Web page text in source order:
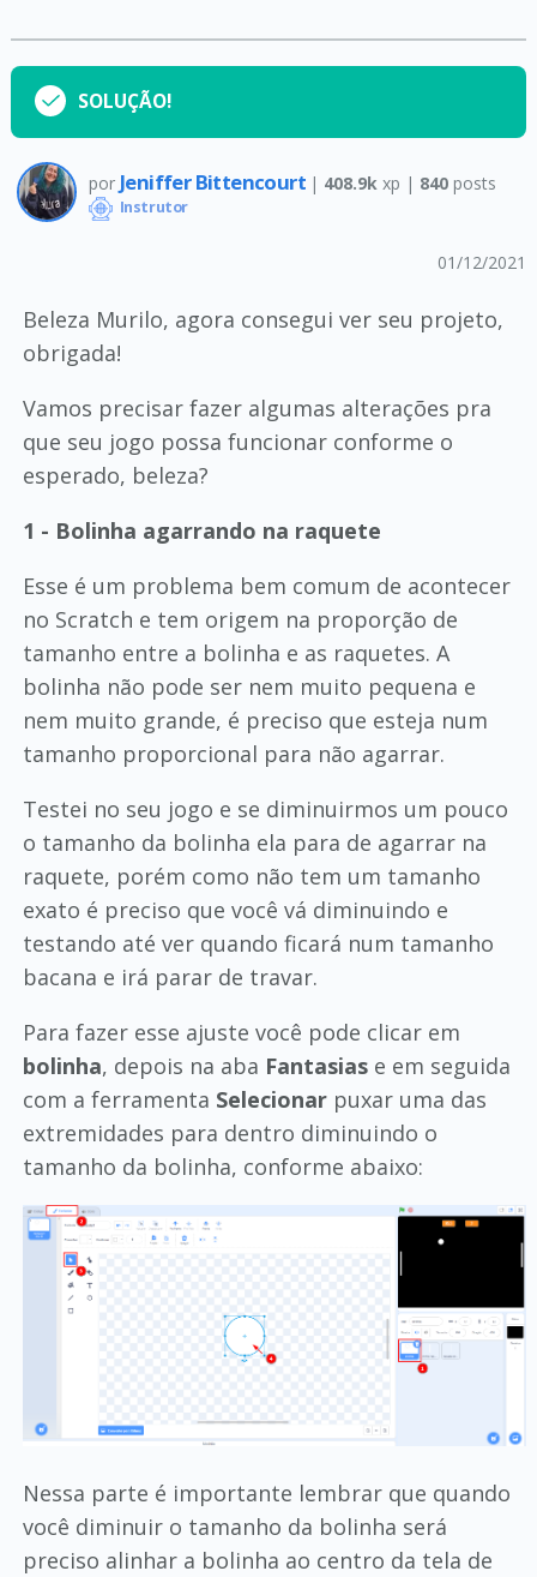
SOLUÇÃO!
por Jeniffer Bittencourt | 408.9k xp | 840 posts
Instrutor
01/12/2021
Beleza Murilo, agora consegui ver seu projeto,
obrigada!
Vamos precisar fazer algumas alterações pra
que seu jogo possa funcionar conforme o
esperado, beleza?
1 - Bolinha agarrando na raquete
Esse é um problema bem comum de acontecer
no Scratch e tem origem na proporção de
tamanho entre a bolinha e as raquetes. A
bolinha não pode ser nem muito pequena e
nem muito grande, é preciso que esteja num
tamanho proporcional para não agarrar.
Testei no seu jogo e se diminuirmos um pouco
o tamanho da bolinha ela para de agarrar na
raquete, porém como não tem um tamanho
exato é preciso que você vá diminuindo e
testando até ver quando ficará num tamanho
bacana e irá parar de travar.
Para fazer esse ajuste você pode clicar em
bolinha, depois na aba Fantasiase em seguida
com a ferramenta Selecionarpuxar uma das
extremidades para dentro diminuindo o
tamanho da bolinha, conforme abaixo:
Nessa parte é importante lembrar que quando
você diminuir o tamanho da bolinha será
preciso alinhar a bolinha ao centro da tela de